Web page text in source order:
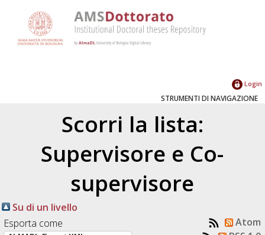
Login
STRUMENTI DI NAVIGAZIONE
Scorri la lista:
Supervisore e Co-
supervisore
Su di un livello
Esporta come
Atom